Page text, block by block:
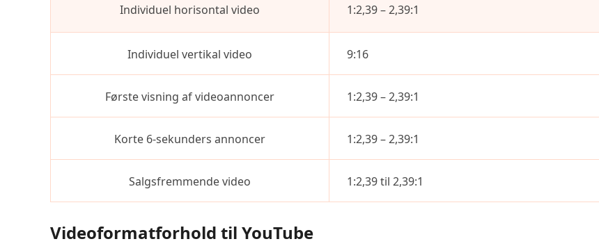
Individuel horisontal video 1:2,39 – 2,39:1
Individuel vertikal video 9:16
Første visning af videoannoncer 1:2,39 – 2,39:1
Korte 6-sekunders annoncer 1:2,39 – 2,39:1
Salgsfremmende video 1:2,39 til 2,39:1
Videoformatforhold til YouTube